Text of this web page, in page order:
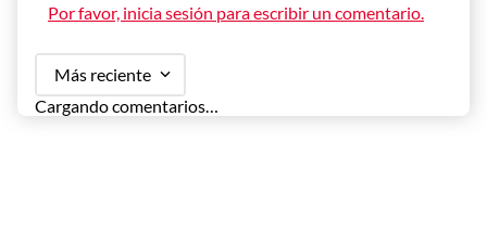
Por favor, inicia sesión para escribir un comentario.
Más reciente
Cargando comentarios…